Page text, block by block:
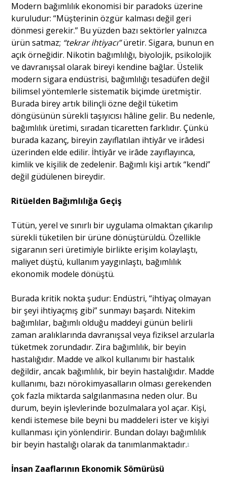
Modern bağımlılık ekonomisi bir paradoks üzerine
kuruludur: “Müşterinin özgür kalması değil geri
dönmesi gerekir.” Bu yüzden bazı sektörler yalnızca
ürün satmaz; “tekrar ihtiyacı”üretir. Sigara, bunun en
açık örneğidir. Nikotin bağımlılığı, biyolojik, psikolojik
ve davranışsal olarak bireyi kendine bağlar. Üstelik
modern sigara endüstrisi, bağımlılığı tesadüfen değil
bilimsel yöntemlerle sistematik biçimde üretmiştir.
Burada birey artık bilinçli özne değil tüketim
döngüsünün sürekli taşıyıcısı hâline gelir. Bu nedenle,
bağımlılık üretimi, sıradan ticaretten farklıdır. Çünkü
burada kazanç, bireyin zayıflatılan ihtiyâr ve irâdesi
üzerinden elde edilir. İhtiyâr ve irâde zayıflayınca,
kimlik ve kişilik de zedelenir. Bağımlı kişi artık “kendi”
değil güdülenen bireydir.
Ritüelden Bağımlılığa Geçiş
Tütün, yerel ve sınırlı bir uygulama olmaktan çıkarılıp
sürekli tüketilen bir ürüne dönüştürüldü. Özellikle
sigaranın seri üretimiyle birlikte erişim kolaylaştı,
maliyet düştü, kullanım yaygınlaştı, bağımlılık
ekonomik modele dönüştü.
Burada kritik nokta şudur: Endüstri, “ihtiyaç olmayan
bir şeyi ihtiyaçmış gibi” sunmayı başardı. Nitekim
bağımlılar, bağımlı olduğu maddeyi günün belirli
zaman aralıklarında davranışsal veya fiziksel arzularla
tüketmek zorundadır. Zira bağımlılık, bir beyin
hastalığıdır. Madde ve alkol kullanımı bir hastalık
değildir, ancak bağımlılık, bir beyin hastalığıdır. Madde
kullanımı, bazı nörokimyasalların olması gerekenden
çok fazla miktarda salgılanmasına neden olur. Bu
durum, beyin işlevlerinde bozulmalara yol açar. Kişi,
kendi istemese bile beyni bu maddeleri ister ve kişiyi
kullanması için yönlendirir. Bundan dolayı bağımlılık
bir beyin hastalığı olarak da tanımlanmaktadır.1
İnsan Zaaflarının Ekonomik Sömürüsü